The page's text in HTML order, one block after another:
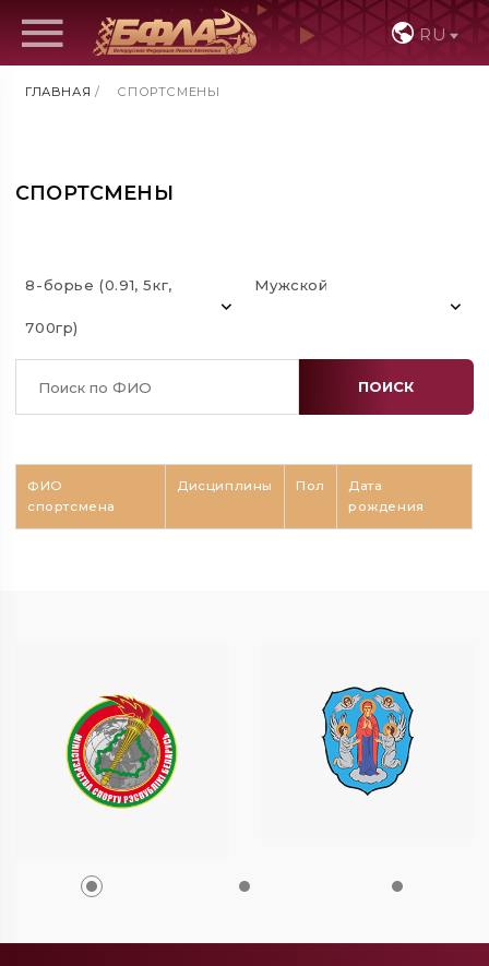
RU
ГЛАВНАЯ / СПОРТСМЕНЫ
СПОРТСМЕНЫ
8-борье (0.91, 5кг,
700гр)
Мужской
ПОИСК
ФИО
спортсмена
Дисциплины Пол
Дата
рождения